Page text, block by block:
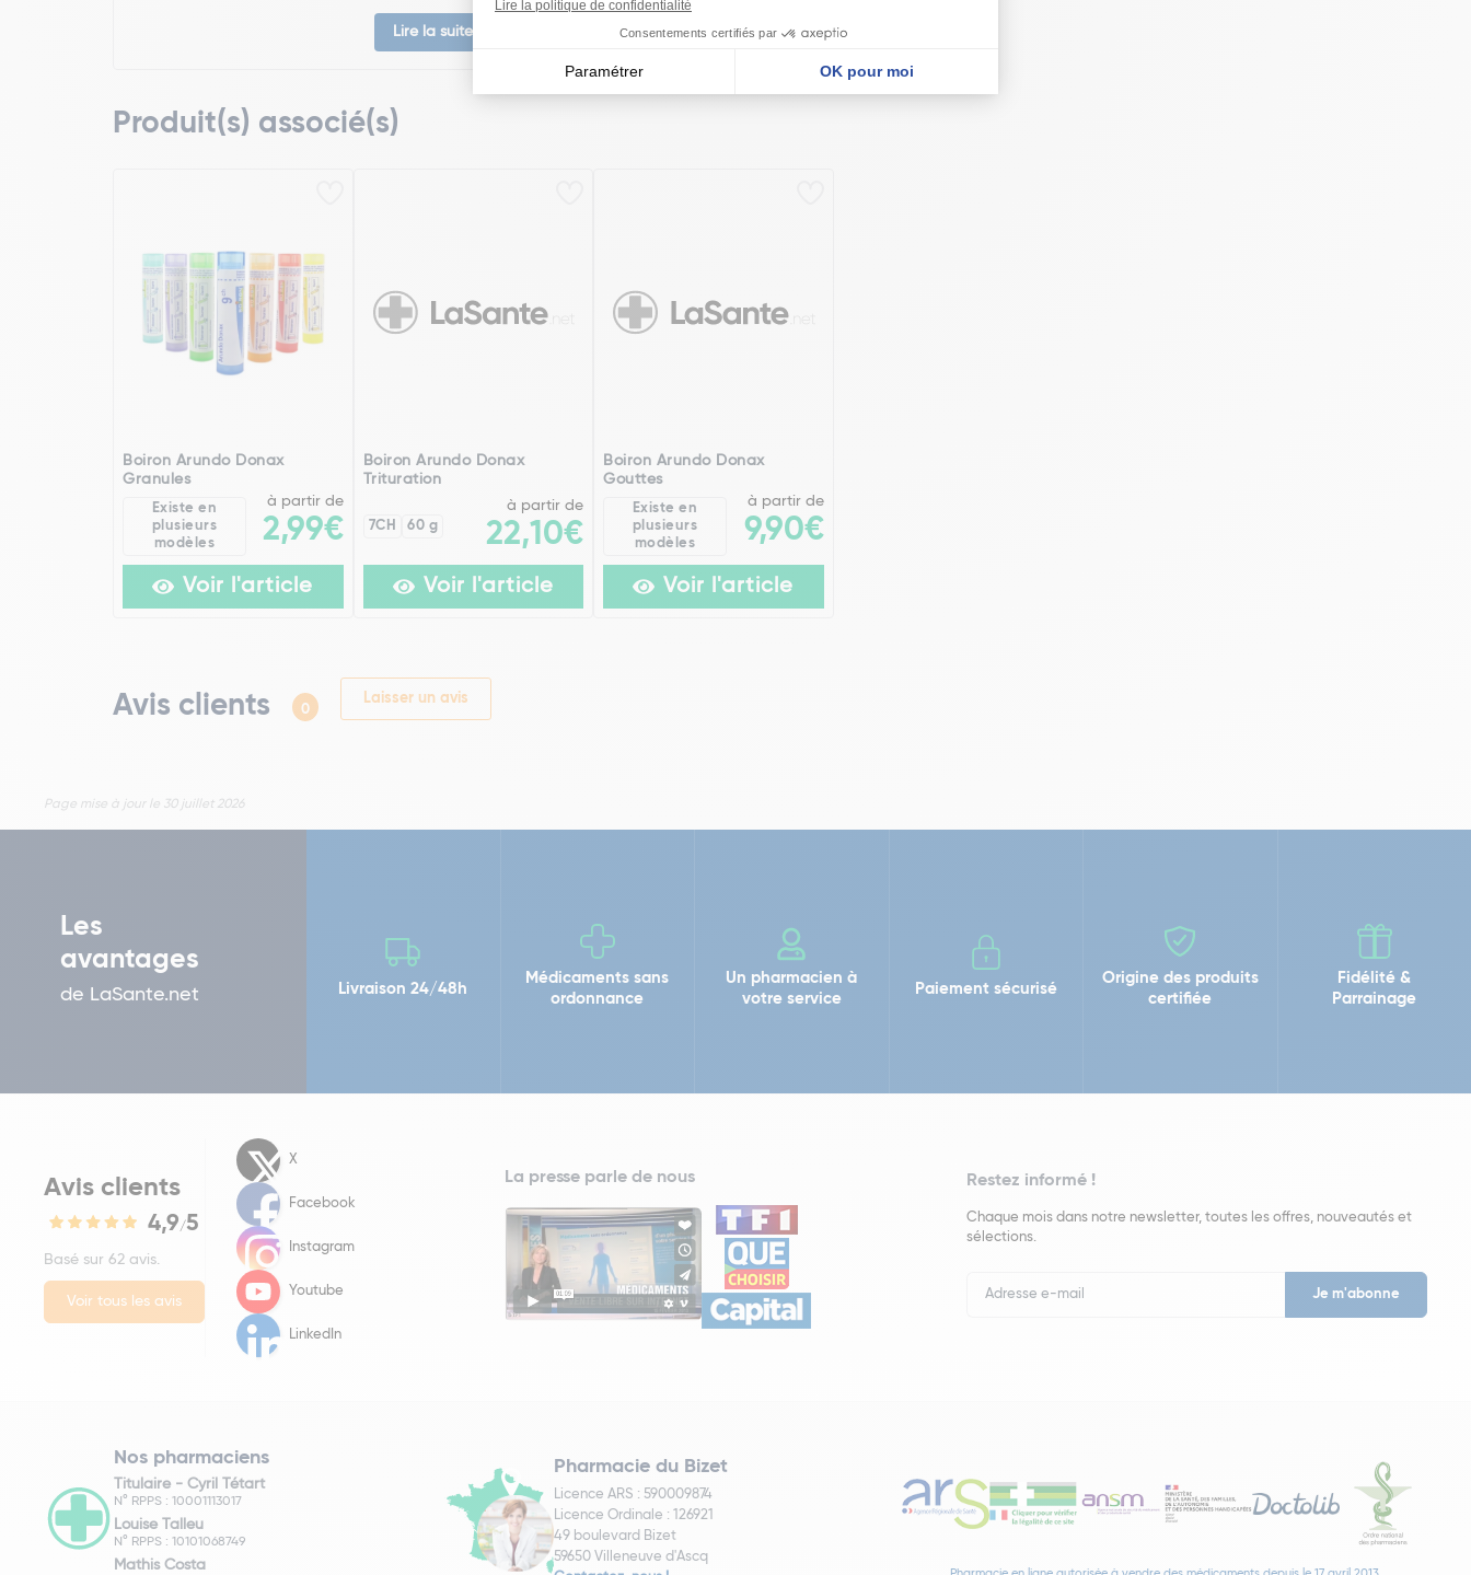
Lire la suite Lire la suite
Produit(s) associé(s)
Boiron Arundo Donax
Granules
Existe en
plusieurs
modèles
à partir de
2,99€
Voir l'article
Boiron Arundo Donax
Trituration
7CH 60 g
à partir de
22,10€
Voir l'article
Boiron Arundo Donax
Gouttes
Existe en
plusieurs
modèles
à partir de
9,90€
Voir l'article
Avis clients 0
Laisser un avis
Page mise à jour le 30 juillet 2026
Les
avantages
de LaSante.net Livraison 24/48h
Médicaments sans
ordonnance
Un pharmacien à
votre service
Paiement sécurisé
Origine des produits
certifiée
Fidélité &
Parrainage
Avis clients
4,9/5
Basé sur 62 avis.
Voir tous les avis
X
Facebook
Instagram
Youtube
LinkedIn
La presse parle de nous Restez informé !
Chaque mois dans notre newsletter, toutes les offres, nouveautés et
sélections.
Newsletter
Nos pharmaciens
Titulaire - Cyril Tétart
N° RPPS : 10001113017
Louise Talleu
N° RPPS : 10101068749
Mathis Costa
Pharmacie du Bizet
Licence ARS : 590009874
Licence Ordinale : 126921
49 boulevard Bizet
59650 Villeneuve d'Ascq